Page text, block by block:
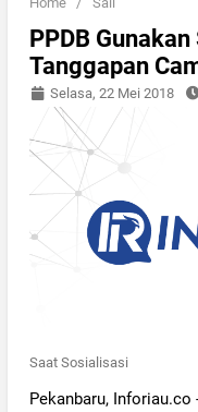
PPDB
Tanggapan
Selasa, 22 Mei 2018
Saat Sosialisasi
Pekanbaru, Inforiau.co